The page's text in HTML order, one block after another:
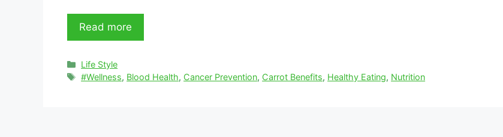
Read more
Categories
Life Style
Tags
#Wellness, Blood Health, Cancer Prevention, Carrot Benefits, Healthy Eating, Nutrition